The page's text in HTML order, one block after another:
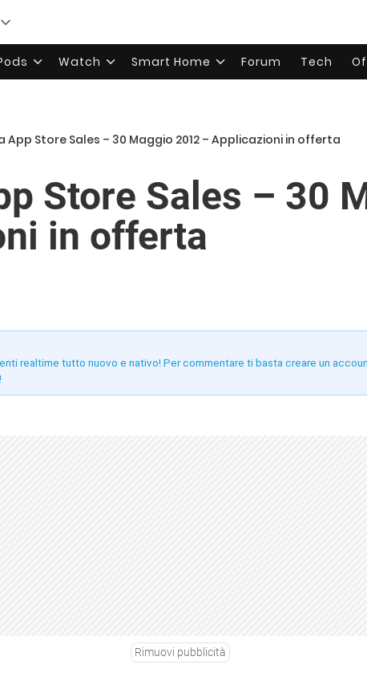
Watch Smart Home Forum Tech
App Store Sales – 30 Maggio 2012 – Applicazioni in offerta
Store Sales – 30
in offerta
realtime tutto nuovo e nativo! Per commentare ti basta creare un
!
Rimuovi pubblicità